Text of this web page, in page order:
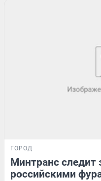
ГОРОД
Минтранс следит
российскими